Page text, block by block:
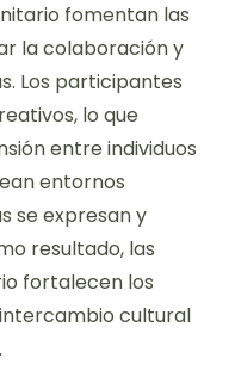
fomentan las
la colaboración y
Los participantes
lo que
entre individuos
entornos
se expresan y
resultado, las
fortalecen los
cultural